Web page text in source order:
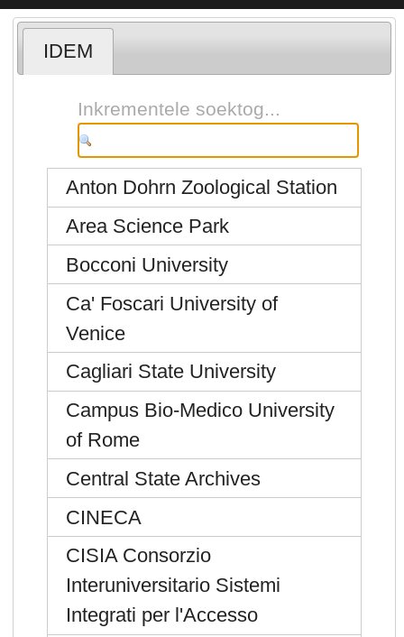
IDEM
Inkrementele soektog...
Anton Dohrn Zoological Station
Area Science Park
Bocconi University
Ca' Foscari University of
Venice
Cagliari State University
Campus Bio-Medico University
of Rome
Central State Archives
CINECA
CISIA Consorzio
Interuniversitario Sistemi
Integrati per l'Accesso